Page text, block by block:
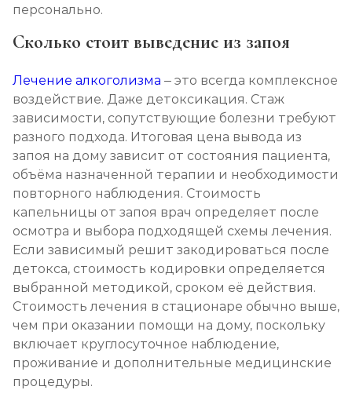
персонально.
Сколько стоит выведение из запоя
Лечение алкоголизма – это всегда комплексное
воздействие. Даже детоксикация. Стаж
зависимости, сопутствующие болезни требуют
разного подхода. Итоговая цена вывода из
запоя на дому зависит от состояния пациента,
объёма назначенной терапии и необходимости
повторного наблюдения. Стоимость
капельницы от запоя врач определяет после
осмотра и выбора подходящей схемы лечения.
Если зависимый решит закодироваться после
детокса, стоимость кодировки определяется
выбранной методикой, сроком её действия.
Стоимость лечения в стационаре обычно выше,
чем при оказании помощи на дому, поскольку
включает круглосуточное наблюдение,
проживание и дополнительные медицинские
процедуры.